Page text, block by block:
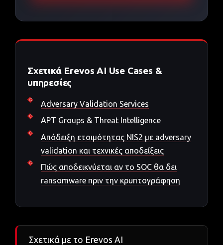
Σχετικά Erevos AI Use Cases &
υπηρεσίες
Adversary Validation Services
APT Groups & Threat Intelligence
Απόδειξη ετοιμότητας NIS2 με adversary
validation και τεχνικές αποδείξεις
Πώς αποδεικνύεται αν το SOC θα δει
ransomware πριν την κρυπτογράφηση
Σχετικά με το Erevos AI